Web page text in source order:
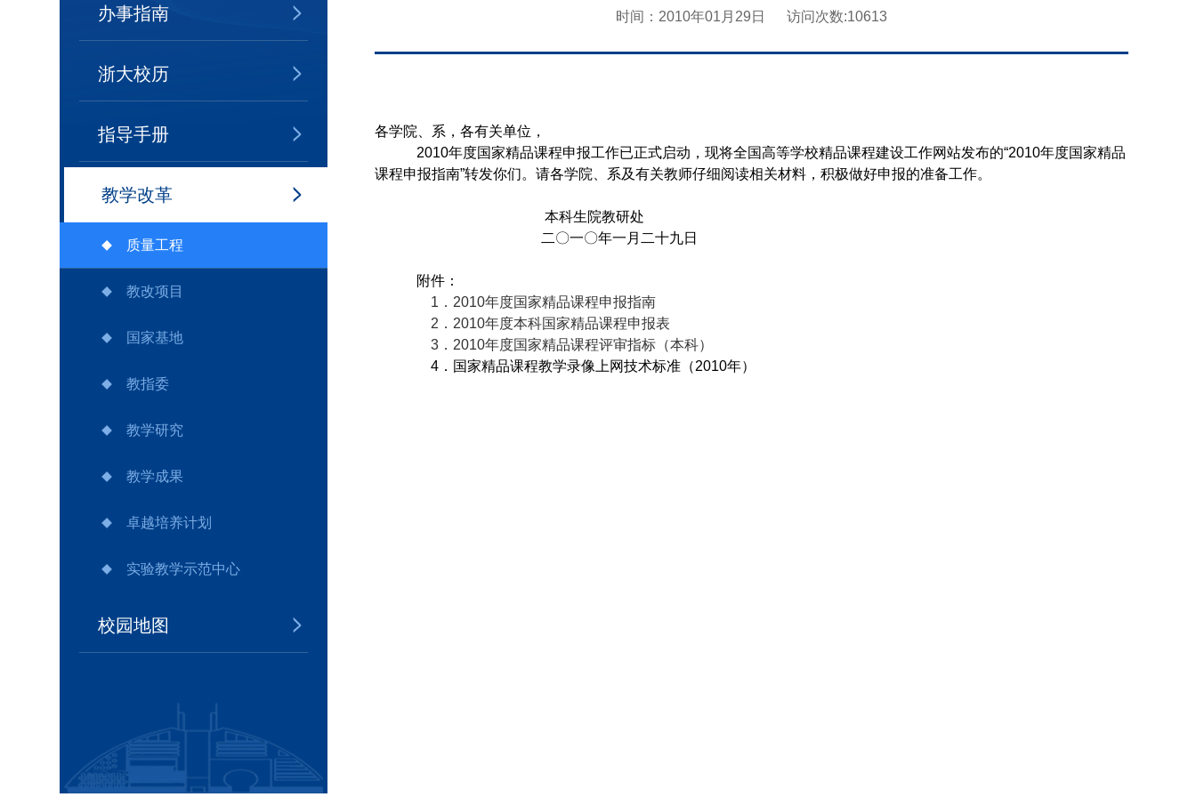
办事指南
浙大校历
指导手册
教学改革
质量工程
教改项目
国家基地
教指委
教学研究
教学成果
卓越培养计划
实验教学示范中心
校园地图
时间：2010年01月29日 访问次数:10613
各学院、系，各有关单位，
2010年度国家精品课程申报工作已正式启动，现将全国高等学校精品课程建设工作网站发布的“2010年度国家精品
课程申报指南”转发你们。请各学院、系及有关教师仔细阅读相关材料，积极做好申报的准备工作。
本科生院教研处
二〇一〇年一月二十九日
附件：
1 ．2010年度国家精品课程申报指南
2 ．2010年度本科国家精品课程申报表
3 ．2010年度国家精品课程评审指标（本科）
4 ．国家精品课程教学录像上网技术标准（2010年）